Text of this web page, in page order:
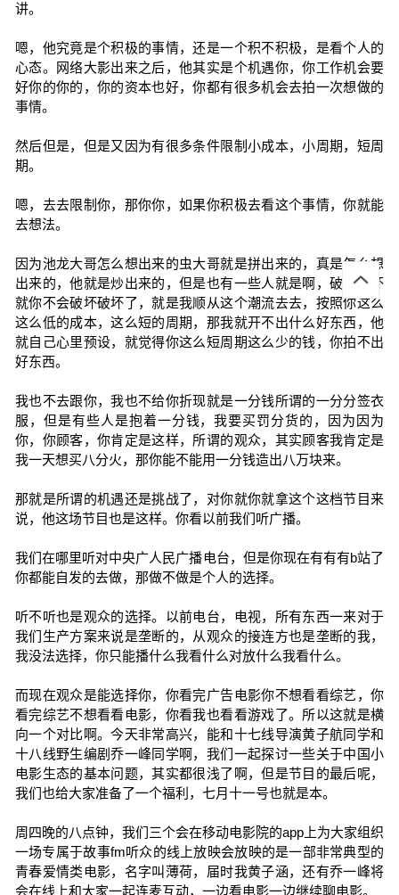
讲。
嗯，他究竟是个积极的事情，还是一个积不积极，是看个人的
心态。网络大影出来之后，他其实是个机遇你，你工作机会要
好你的你的，你的资本也好，你都有很多机会去拍一次想做的
事情。
然后但是，但是又因为有很多条件限制小成本，小周期，短周
期。
嗯，去去限制你，那你你，如果你积极去看这个事情，你就能
去想法。
因为池龙大哥怎么想出来的虫大哥就是拼出来的，真是怎么想
出来的，他就是炒出来的，但是也有一些人就是啊，破坏破坏
就你不会破坏破坏了，就是我顺从这个潮流去去，按照你这么
这么低的成本，这么短的周期，那我就开不出什么好东西，他
就自己心里预设，就觉得你这么短周期这么少的钱，你拍不出
好东西。
我也不去跟你，我也不给你折现就是一分钱所谓的一分分签衣
服，但是有些人是抱着一分钱，我要买罚分货的，因为因为
你，你顾客，你肯定是这样，所谓的观众，其实顾客我肯定是
我一天想买八分火，那你能不能用一分钱造出八万块来。
那就是所谓的机遇还是挑战了，对你就你就拿这个这档节目来
说，他这场节目也是这样。你看以前我们听广播。
我们在哪里听对中央广人民广播电台，但是你现在有有有b站了
你都能自发的去做，那做不做是个人的选择。
听不听也是观众的选择。以前电台，电视，所有东西一来对于
我们生产方案来说是垄断的，从观众的接连方也是垄断的我，
我没法选择，你只能播什么我看什么对放什么我看什么。
而现在观众是能选择你，你看完广告电影你不想看看综艺，你
看完综艺不想看看电影，你看我也看看游戏了。所以这就是横
向一个对比啊。今天非常高兴，能和十七线导演黄子航同学和
十八线野生编剧乔一峰同学啊，我们一起探讨一些关于中国小
电影生态的基本问题，其实都很浅了啊，但是节目的最后呢，
我们也给大家准备了一个福利，七月十一号也就是本。
周四晚的八点钟，我们三个会在移动电影院的app上为大家组织
一场专属于故事fm听众的线上放映会放映的是一部非常典型的
青春爱情类电影，名字叫薄荷，届时我黄子涵，还有乔一峰将
会在线上和大家一起连麦互动，一边看电影一边继续聊电影。